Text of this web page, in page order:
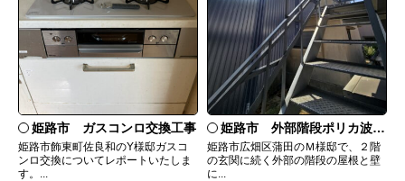
姫路市 ガスコンロ交換工事
姫路市飾東町佐良和のY様邸ガスコ
ンロ交換についてレポートいたしま
す。...
姫路市 外部階段ポリカ波板張替工事
姫路市広畑区蒲田のＭ様邸で、２階
の玄関に続く外部の階段の屋根と壁
に...